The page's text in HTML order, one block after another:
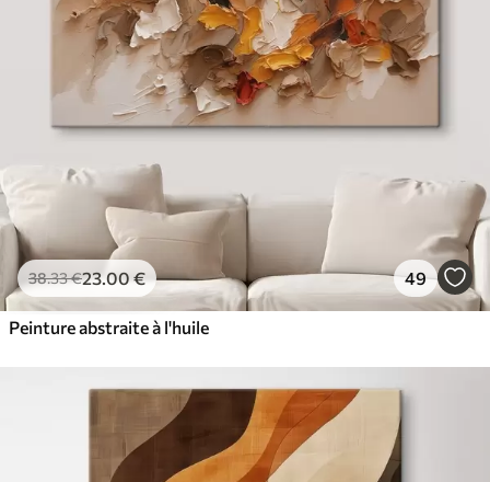
38.33€23.00€ 49
Peinture abstraite à l'huile